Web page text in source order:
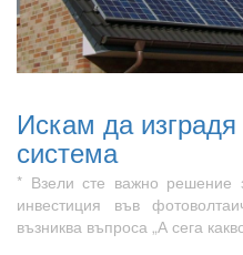
Искам да
система
* Взели сте важно
инвестиция във
възниква въпроса „А сега